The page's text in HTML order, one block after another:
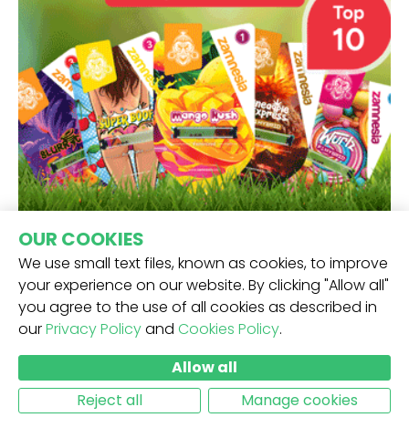
OUR COOKIES
We use small text files, known as cookies, to improve
your experience on our website. By clicking "Allow all"
you agree to the use of all cookies as described in
ourPrivacy Policyand Cookies Policy.
Allow all
Reject all
Manage cookies